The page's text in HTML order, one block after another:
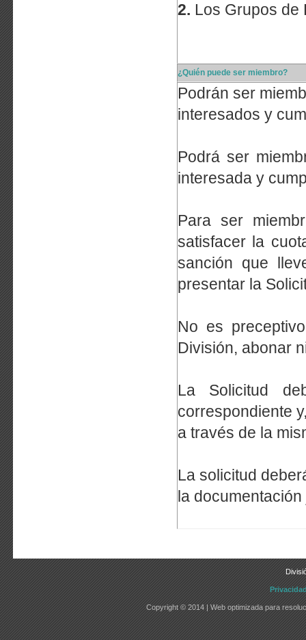
2. Los Grupos de
¿Quién puede ser miembro?
Podrán ser
interesados y
Podrá ser
interesada y
Para ser
satisfacer la
sanción que
presentar la
No es
División, abonar
La Solicitud
correspondiente
a través de la
La solicitud
la
Copyright © 2014 | Web optimizada para